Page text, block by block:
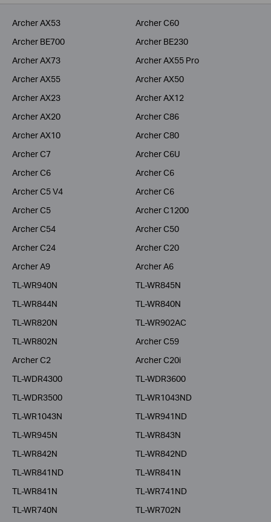
ISPs
Archer AX53
Archer C60
Archer BE700
Archer BE230
Archer AX73
Archer AX55 Pro
Archer AX55
Archer AX50
Archer AX23
Archer AX12
Archer AX20
Archer C86
Archer AX10
Archer C80
Archer C7
Archer C6U
Archer C6
Archer C6
Archer C5 V4
Archer C6
Archer C5
Archer C1200
Archer C54
Archer C50
Archer C24
Archer C20
Archer A9
Archer A6
TL-WR940N
TL-WR845N
TL-WR844N
TL-WR840N
TL-WR820N
TL-WR902AC
TL-WR802N
Archer C59
Archer C2
Archer C20i
TL-WDR4300
TL-WDR3600
TL-WDR3500
TL-WR1043ND
TL-WR1043N
TL-WR941ND
TL-WR945N
TL-WR843N
TL-WR842N
TL-WR842ND
TL-WR841ND
TL-WR841N
TL-WR841N
TL-WR741ND
TL-WR740N
TL-WR702N